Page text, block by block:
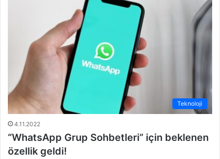
Teknoloji
4.11.2022
“WhatsApp Grup Sohbetleri” için beklenen
özellik geldi!